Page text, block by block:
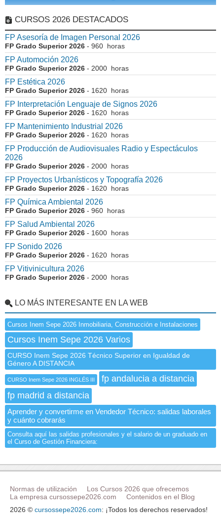
CURSOS 2026 DESTACADOS
FP Asesoría de Imagen Personal 2026
FP Grado Superior 2026 - 960 horas
FP Automoción 2026
FP Grado Superior 2026 - 2000 horas
FP Estética 2026
FP Grado Superior 2026 - 1620 horas
FP Interpretación Lenguaje de Signos 2026
FP Grado Superior 2026 - 1620 horas
FP Mantenimiento Industrial 2026
FP Grado Superior 2026 - 1620 horas
FP Producción de Audiovisuales Radio y Espectáculos
2026
FP Grado Superior 2026 - 2000 horas
FP Proyectos Urbanísticos y Topografía 2026
FP Grado Superior 2026 - 1620 horas
FP Química Ambiental 2026
FP Grado Superior 2026 - 960 horas
FP Salud Ambiental 2026
FP Grado Superior 2026 - 1600 horas
FP Sonido 2026
FP Grado Superior 2026 - 1620 horas
FP Vitivinicultura 2026
FP Grado Superior 2026 - 2000 horas
LO MÁS INTERESANTE EN LA WEB
Cursos Inem Sepe 2026 Inmobiliaria, Construcción e Instalaciones
Cursos Inem Sepe 2026 Varios
CURSO Inem Sepe 2026 Técnico Superior en Igualdad de
Género A DISTANCIA
CURSO Inem Sepe 2026 INGLÉS III
fp andalucia a distancia
fp madrid a distancia
Aprender y convertirme en Vendedor Técnico: salidas laborales
y cuánto cobrarás
Consulta aquí las salidas profesionales y el salario de un graduado en
el Curso de Gestión Financiera:
Normas de utilización
Los Cursos 2026 que ofrecemos
La empresa cursossepe2026.com
Contenidos en el Blog
2026 © cursossepe2026.com: ¡Todos los derechos reservados!